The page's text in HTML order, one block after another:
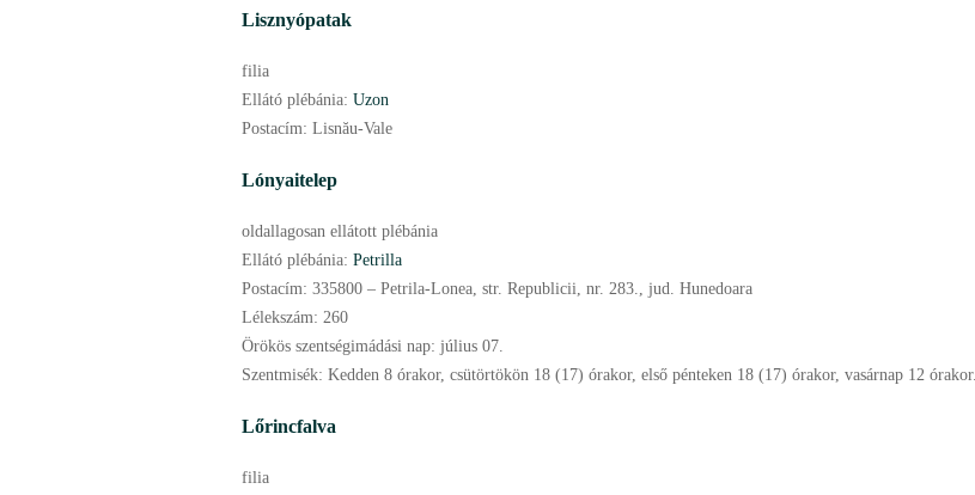
Lisznyópatak
filia
Ellátó plébánia: Uzon
Postacím: Lisnău-Vale
Lónyaitelep
oldallagosan ellátott plébánia
Ellátó plébánia: Petrilla
Postacím: 335800 – Petrila-Lonea, str. Republicii, nr. 283., jud. Hunedoara
Lélekszám: 260
Örökös szentségimádási nap: július 07.
Szentmisék: Kedden 8 órakor, csütörtökön 18 (17) órakor, első pénteken 18 (17) órakor, vasárnap 12 órakor.
Lőrincfalva
filia